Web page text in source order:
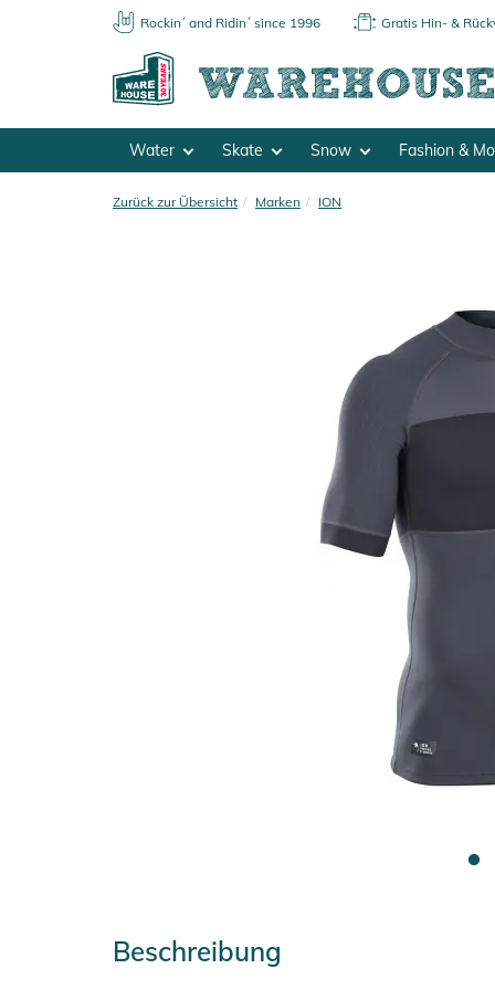
Rockin´ and Ridin´ since 1996 Gratis Hin- &
Water Skate Snow Fashion &
Zurück zur Übersicht Marken ION
Beschreibung